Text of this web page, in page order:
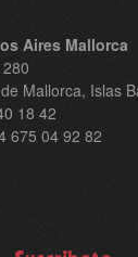
Aires Mallorca
Mallorca, Islas
18 42
675 04 92 82